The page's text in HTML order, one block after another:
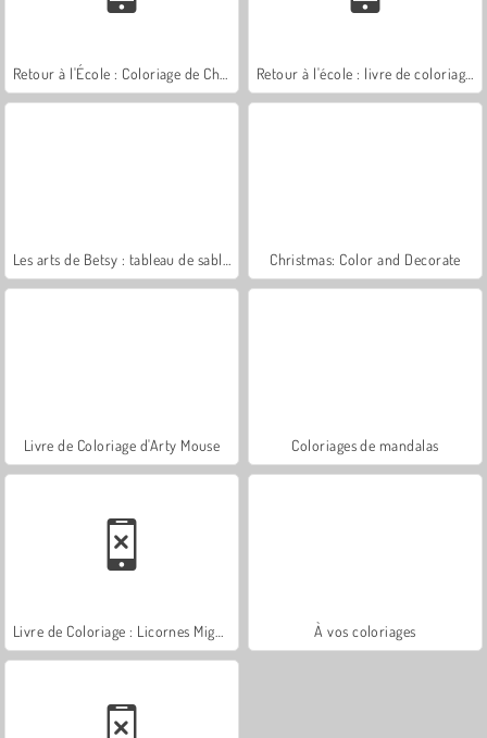
Christmas: Color and Decorate
Livre de Coloriage d'Arty Mouse Coloriages de mandalas
À vos coloriages